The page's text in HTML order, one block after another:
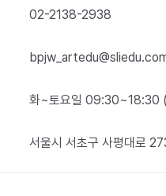
02-2138-2938
화~토요일 09:30~18:30 (
서울시 서초구 사평대로